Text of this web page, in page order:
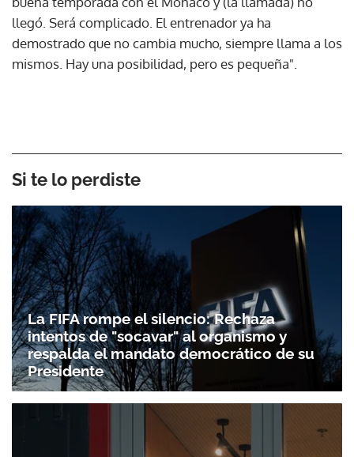
llegó. Será complicado. El entrenador ya ha
demostrado que no cambia mucho, siempre llama a los
mismos. Hay una posibilidad, pero es pequeña".
Si te lo perdiste
La FIFA rompe el silencio: Rechaza
intentos de "socavar" al organismo y
respalda el mandato democrático de su
Presidente